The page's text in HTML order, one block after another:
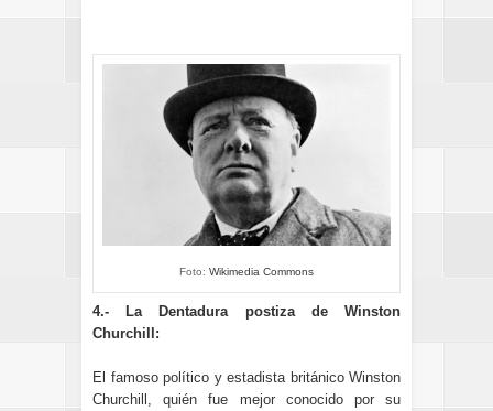
Foto: Wikimedia Commons
4.- La Dentadura postiza de Winston
Churchill:
El famoso político y estadista británico Winston
Churchill, quién fue mejor conocido por su